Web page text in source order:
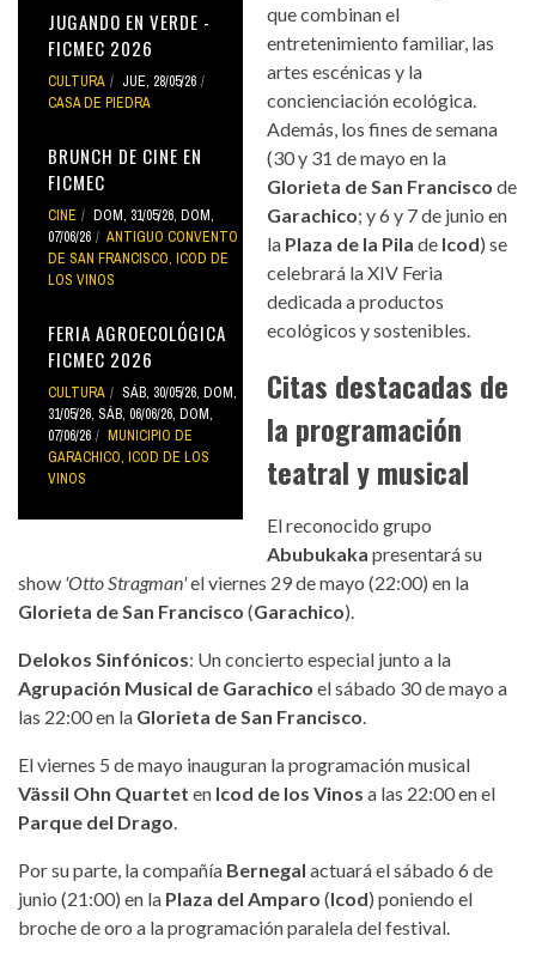
JUGANDO EN VERDE -
FICMEC 2026
CULTURA
JUE, 28/05/26
CASA DE PIEDRA
BRUNCH DE CINE EN
FICMEC
CINE DOM, 31/05/26, DOM,
07/06/26
ANTIGUO CONVENTO
DE SAN FRANCISCO, ICOD DE
LOS VINOS
FERIA AGROECOLÓGICA
FICMEC 2026
CULTURA SÁB, 30/05/26, DOM,
31/05/26, SÁB, 06/06/26, DOM,
07/06/26
MUNICIPIO DE
GARACHICO, ICOD DE LOS
VINOS
que combinan el
entretenimiento familiar, las
artes escénicas y la
concienciación ecológica.
Además, los fines de semana
(30 y 31 de mayo en la
Glorieta de San Francisco de
Garachico; y 6 y 7 de junio en
la Plaza de la Pila de Icod) se
celebrará la XIV Feria
dedicada a productos
ecológicos y sostenibles.
Citas destacadas de
la programación
teatral y musical
El reconocido grupo
Abubukaka presentará su
show 'Otto Stragman'el viernes 29 de mayo (22:00) en la
Glorieta de San Francisco (Garachico).
Delokos Sinfónicos: Un concierto especial junto a la
Agrupación Musical de Garachico el sábado 30 de mayo a
las 22:00 en la Glorieta de San Francisco.
El viernes 5 de mayo inauguran la programación musical
Vässil Ohn Quartet en Icod de los Vinos a las 22:00 en el
Parque del Drago.
Por su parte, la compañía Bernegal actuará el sábado 6 de
junio (21:00) en la Plaza del Amparo (Icod) poniendo el
broche de oro a la programación paralela del festival.